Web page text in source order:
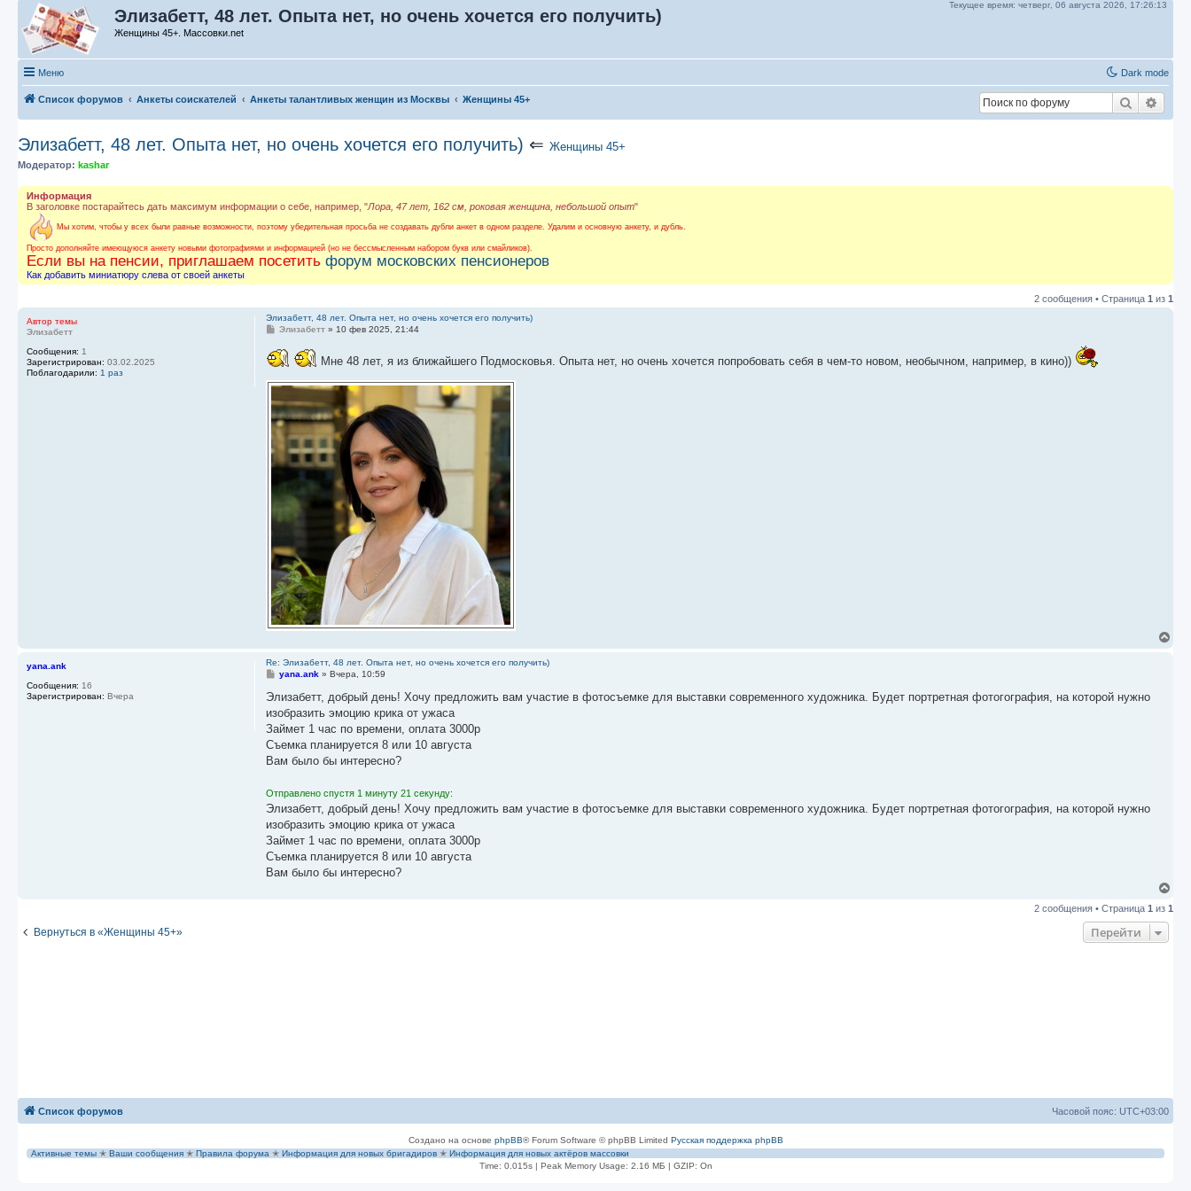
Текущее время: четверг, 06 августа 2026, 17:26:13
Элизабетт, 48 лет. Опыта нет, но очень хочется его получить)
Женщины 45+. Массовки.net
Меню Dark mode
Список форумов Анкеты соискателей Анкеты талантливых женщин из Москвы Женщины 45+ Поиск
Элизабетт, 48 лет. Опыта нет, но очень хочется его получить) ⇐ Женщины 45+
Модератор: kashar
Информация
В заголовке постарайтесь дать максимум информации о себе, например, "Лора, 47 лет, 162 см, роковая женщина, небольшой опыт"
Мы хотим, чтобы у всех были равные возможности, поэтому убедительная просьба не создавать дубли анкет в одном разделе. Удалим и основную анкету, и дубль.
Просто дополняйте имеющуюся анкету новыми фотографиями и информацией (но не бессмысленным набором букв или смайликов).
Если вы на пенсии, приглашаем посетить форум московских пенсионеров
Как добавить миниатюру слева от своей анкеты
2 сообщения • Страница 1 из 1
Автор темы
Элизабетт
Сообщения: 1
Зарегистрирован: 03.02.2025
Поблагодарили: 1 раз
Элизабетт, 48 лет. Опыта нет, но очень хочется его получить)
С
о
б
е
и
е
Элизабетт » 10 фев 2025, 21:44
Мне 48 лет, я из ближайшего Подмосковья. Опыта нет, но очень хочется попробовать себя в чем-то новом, необычном, например, в кино))
yana.ank
Сообщения: 16
Зарегистрирован: Вчера
Re: Элизабетт, 48 лет. Опыта нет, но очень хочется его получить)
С
о
щ
е
и
е
yana.ank »Вчера, 10:59
Элизабетт, добрый день! Хочу предложить вам участие в фотосъемке для выставки современного художника. Будет портретная фотогография, на которой нужно
изобразить эмоцию крика от ужаса
Займет 1 час по времени, оплата 3000р
Съемка планируется 8 или 10 августа
Вам было бы интересно?
Отправлено спустя 1 минуту 21 секунду:
Элизабетт, добрый день! Хочу предложить вам участие в фотосъемке для выставки современного художника. Будет портретная фотогография, на которой нужно
изобразить эмоцию крика от ужаса
Займет 1 час по времени, оплата 3000р
Съемка планируется 8 или 10 августа
Вам было бы интересно?
р
2 сообщения • Страница 1 из 1
Вернуться в «Женщины 45+» Перейти
Список форумов Часовой пояс: UTC+03:00
Создано на основе phpBB® Forum Software © phpBB Limited Русская поддержка phpBB
Активные темы ✭ Ваши сообщения ✭ Правила форума ✭ Информация для новых бригадиров ✭ Информация для новых актёров массовки
Time: 0.015s| Peak Memory Usage: 2.16 МБ | GZIP: On